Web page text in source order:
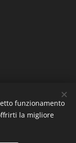
funzionamento
la migliore